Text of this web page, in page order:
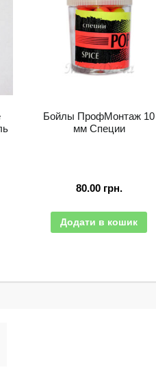
Бойлы ПрофМонтаж 10
мм Специи
80.00 грн.
Додати в кошик